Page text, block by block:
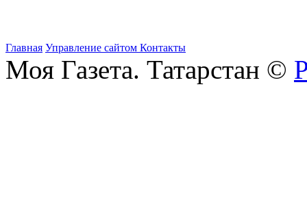
Главная Управление сайтом Контакты
Моя Газета. Татарстан ©